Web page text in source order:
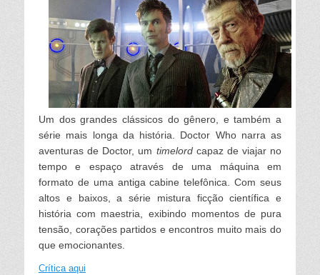
Um dos grandes clássicos do gênero, e também a
série mais longa da história. Doctor Who narra as
aventuras de Doctor, um timelordcapaz de viajar no
tempo e espaço através de uma máquina em
formato de uma antiga cabine telefônica. Com seus
altos e baixos, a série mistura ficção científica e
história com maestria, exibindo momentos de pura
tensão, corações partidos e encontros muito mais do
que emocionantes.
Crítica aqui